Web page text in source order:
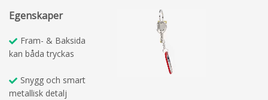
Egenskaper
Fram- & Baksida
kan båda tryckas
Snygg och smart
metallisk detalj